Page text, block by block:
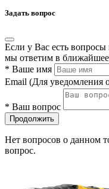
Задать вопрос
Если у Вас есть вопросы
мы ответим в
* Ваше имя
Email (Для уведомления
* Ваш вопрос
Продолжить
Нет вопросов о данном
вопрос.